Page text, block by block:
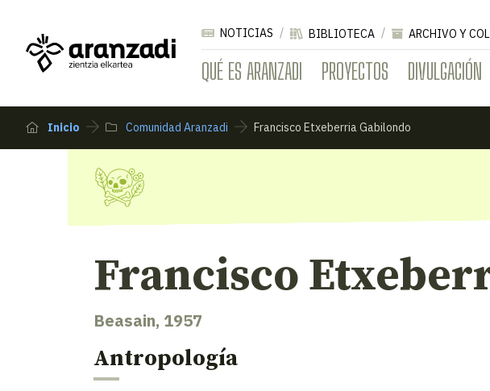
QUÉ ES ARANZADI PROYECTOS DIVULGACIÓN
NOTICIAS BIBLIOTECA ARCHIVO Y
Inicio Comunidad Aranzadi Francisco Etxeberria Gabilondo
Francisco
Beasain, 1957
Antropología